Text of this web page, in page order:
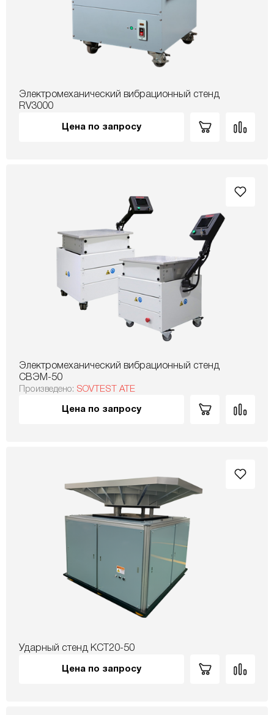
Электромеханический вибрационный стенд
RV3000
Цена по запросу
Электромеханический вибрационный стенд
СВЭМ-50
Произведено: SOVTEST ATE
Цена по запросу
Ударный стенд KCT20-50
Цена по запросу